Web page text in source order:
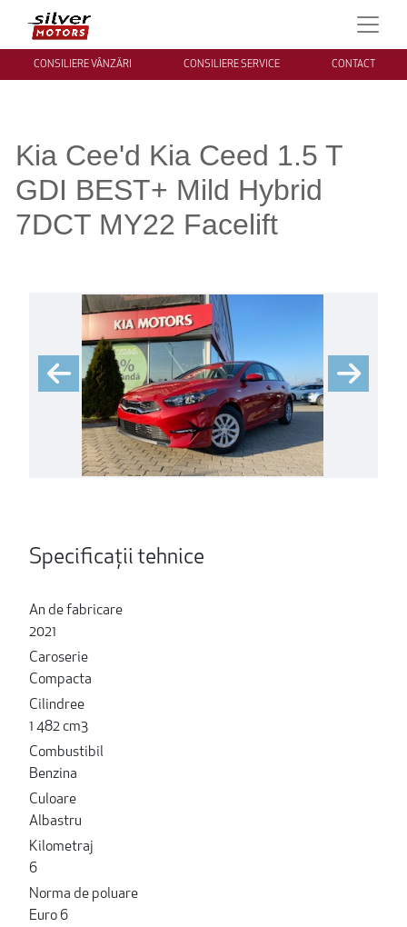
CONSILIERE VÂNZĂRI CONSILIERE SERVICE CONTACT
Kia Cee'd Kia Ceed 1.5 T
GDI BEST+ Mild Hybrid
7DCT MY22 Facelift
Specificații tehnice
An de fabricare
2021
Caroserie
Compacta
Cilindree
1 482 cm3
Combustibil
Benzina
Culoare
Albastru
Kilometraj
6
Norma de poluare
Euro 6